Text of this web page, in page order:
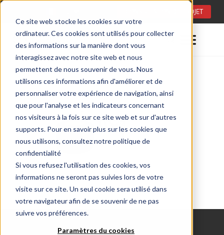
Ce site web stocke les cookies sur votre
ordinateur. Ces cookies sont utilisés pour collecter
des informations sur la manière dont vous
interagissez avec notre site web et nous
permettent de nous souvenir de vous. Nous
utilisons ces informations afin d'améliorer et de
personnaliser votre expérience de navigation, ainsi
que pour l'analyse et les indicateurs concernant
nos visiteurs à la fois sur ce site web et sur d'autres
supports. Pour en savoir plus sur les cookies que
nous utilisons, consultez notre politique de
confidentialité
Si vous refusez l'utilisation des cookies, vos
informations ne seront pas suivies lors de votre
visite sur ce site. Un seul cookie sera utilisé dans
votre navigateur afin de se souvenir de ne pas
suivre vos préférences.
Paramètres du cookies
CONSULTATION DE PROJET